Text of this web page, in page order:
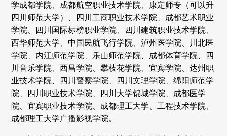
学成都学院、成都航空职业技术学院、康定师专（可以升
四川师范大学）、四川工商职业技术学院、成都艺术职业
学院、四川国际标榜职业学院、四川建筑职业技术学院、
西华师范大学、中国民航飞行学院、泸州医学院、川北医
学院、内江师范学院、乐山师范学院、成都体育学院、四
川音乐学院、西昌学院、攀枝花学院、宜宾学院、达州职
业技术学院、四川警察学院、四川文理学院、绵阳师范学
院、四川职业技术学院、四川大学锦城学院、成都医学
院、宜宾职业技术学院、成都理工大学、工程技术学院、
成都理工大学广播影视学院。